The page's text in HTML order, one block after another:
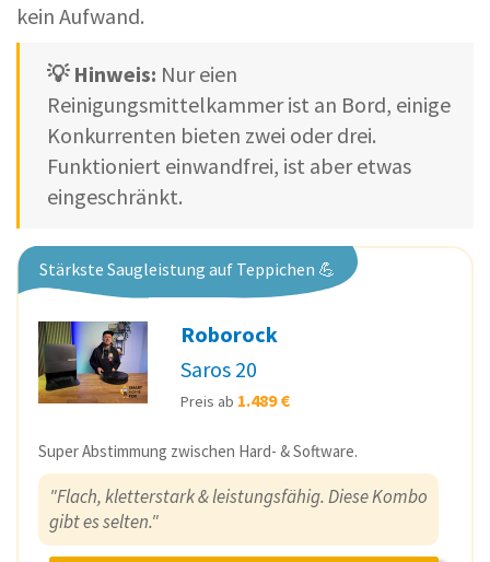
kein Aufwand.
💡 Hinweis: Nur eien
Reinigungsmittelkammer ist an Bord, einige
Konkurrenten bieten zwei oder drei.
Funktioniert einwandfrei, ist aber etwas
eingeschränkt.
Stärkste Saugleistung auf Teppichen 💪
Roborock
Saros 20
Preis ab 1.489 €
Super Abstimmung zwischen Hard- & Software.
"Flach, kletterstark & leistungsfähig. Diese Kombo
gibt es selten."